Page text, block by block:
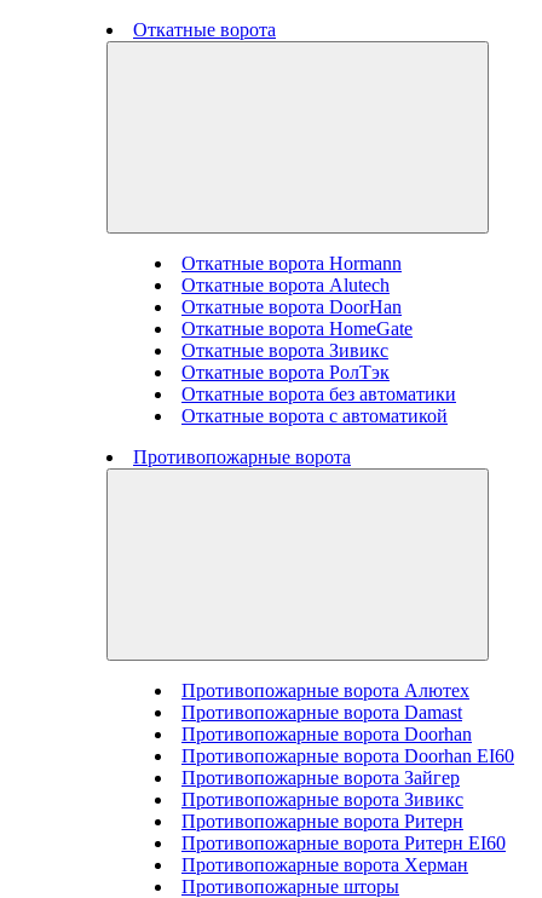
Откатные ворота
Откатные ворота Hormann
Откатные ворота Alutech
Откатные ворота DoorHan
Откатные ворота HomeGate
Откатные ворота Зивикс
Откатные ворота РолТэк
Откатные ворота без автоматики
Откатные ворота с автоматикой
Противопожарные ворота
Противопожарные ворота Алютех
Противопожарные ворота Damast
Противопожарные ворота Doorhan
Противопожарные ворота Doorhan EI60
Противопожарные ворота Зайгер
Противопожарные ворота Зивикс
Противопожарные ворота Ритерн
Противопожарные ворота Ритерн EI60
Противопожарные ворота Херман
Противопожарные шторы